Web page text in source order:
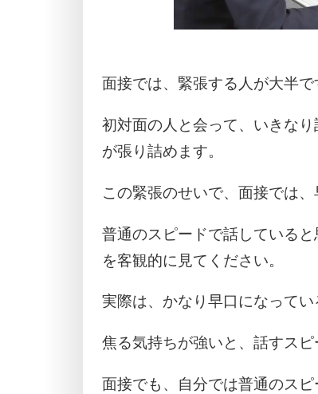
面接では、緊張する人が大半で
初対面の人と会って、いきな
が張り詰めます。
この緊張のせいで、面接では、
普通のスピードで話している
を客観的に見てください。
実際は、かなり早口になってい
焦る気持ちが強いと、話すスピ
面接でも、自分では普通のス